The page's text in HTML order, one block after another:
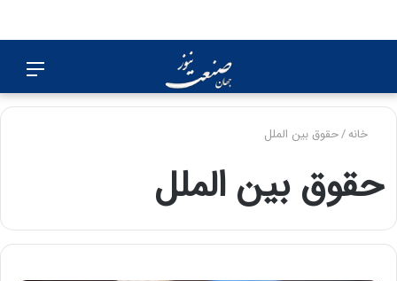
برای
خانه/حقوق بین الملل
حقوق بین الملل